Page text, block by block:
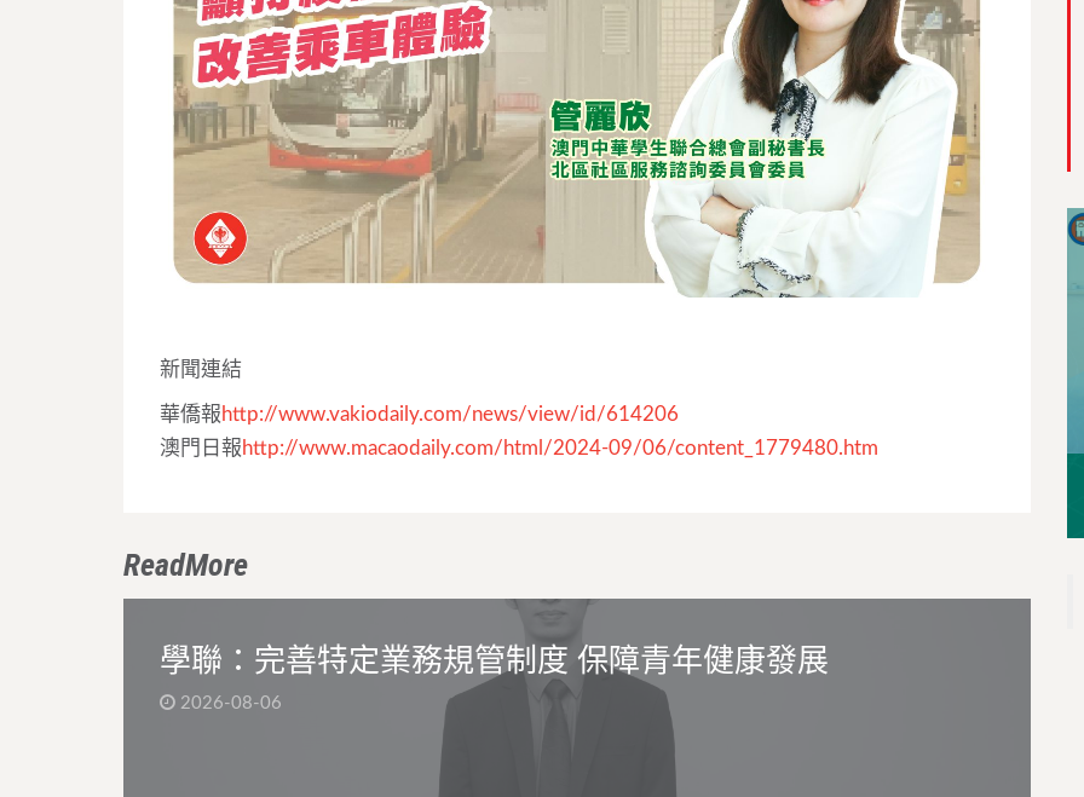
新聞連結
華僑報http://www.vakiodaily.com/news/view/id/614206
澳門日報http://www.macaodaily.com/html/2024-09/06/content_1779480.htm
ReadMore
學聯：完善特定業務規管制度 保障青年健康發展
2026-08-06